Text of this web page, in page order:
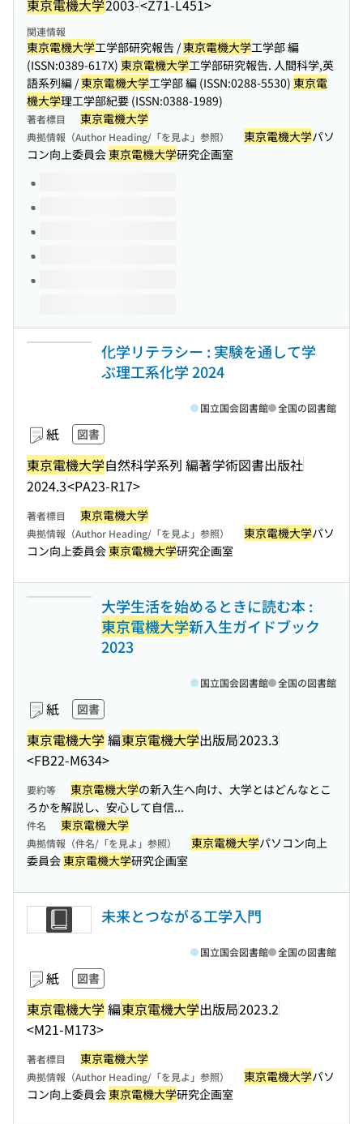
東京電機大学2003-<Z71-L451>
関連情報
東京電機大学工学部研究報告 /東京電機大学工学部 編
(ISSN:0389-617X) 東京電機大学工学部研究報告. 人間科学,英
語系列編 /東京電機大学工学部 編 (ISSN:0288-5530) 東京電
機大学理工学部紀要 (ISSN:0388-1989)
著者標目 東京電機大学
典拠情報（Author Heading/「を見よ」参照） 東京電機大学パソ
コン向上委員会 東京電機大学研究企画室
このタイトルの巻号
化学リテラシー : 実験を通して学
ぶ理工系化学 2024
紙 図書
東京電機大学自然科学系列 編著学術図書出版社
2024.3<PA23-R17>
国立国会図書館 全国の図書館
著者標目 東京電機大学
典拠情報（Author Heading/「を見よ」参照） 東京電機大学パソ
コン向上委員会 東京電機大学研究企画室
大学生活を始めるときに読む本 :
東京電機大学新入生ガイドブック
2023
紙 図書
東京電機大学 編東京電機大学出版局2023.3
<FB22-M634>
国立国会図書館 全国の図書館
要約等 東京電機大学の新入生へ向け、大学とはどんなとこ
ろかを解説し、安心して自信...
件名 東京電機大学
典拠情報（件名/「を見よ」参照） 東京電機大学パソコン向上
委員会 東京電機大学研究企画室
未来とつながる工学入門
紙 図書
東京電機大学 編東京電機大学出版局2023.2
<M21-M173>
国立国会図書館 全国の図書館
著者標目 東京電機大学
典拠情報（Author Heading/「を見よ」参照） 東京電機大学パソ
コン向上委員会 東京電機大学研究企画室